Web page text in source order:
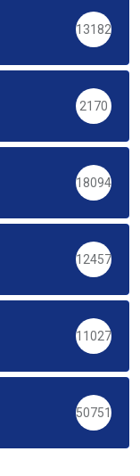
13182
2170
18094
12457
11027
50751